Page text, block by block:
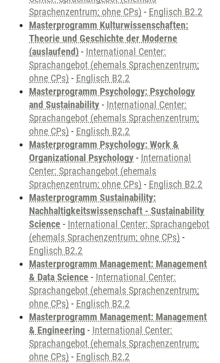
Sprachenzentrum; ohne CPs) - Englisch B2.2
Masterprogramm Kulturwissenschaften:
Theorie und Geschichte der Moderne
(auslaufend) - International Center:
Sprachangebot (ehemals Sprachenzentrum;
ohne CPs) - Englisch B2.2
Masterprogramm Psychology: Psychology
and Sustainability - International Center:
Sprachangebot (ehemals Sprachenzentrum;
ohne CPs) - Englisch B2.2
Masterprogramm Psychology: Work &
Organizational Psychology - International
Center: Sprachangebot (ehemals
Sprachenzentrum; ohne CPs) - Englisch B2.2
Masterprogramm Sustainability:
Nachhaltigkeitswissenschaft - Sustainability
Science - International Center: Sprachangebot
(ehemals Sprachenzentrum; ohne CPs) -
Englisch B2.2
Masterprogramm Management: Management
& Data Science - International Center:
Sprachangebot (ehemals Sprachenzentrum;
ohne CPs) - Englisch B2.2
Masterprogramm Management: Management
& Engineering - International Center:
Sprachangebot (ehemals Sprachenzentrum;
ohne CPs) - Englisch B2.2